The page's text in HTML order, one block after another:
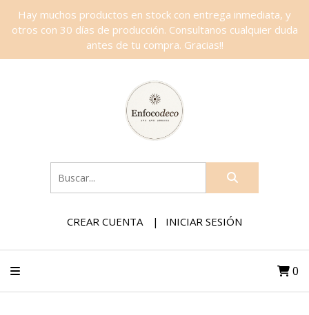
Hay muchos productos en stock con entrega inmediata, y
otros con 30 días de producción. Consultanos cualquier duda
antes de tu compra. Gracias!!
CREAR CUENTA INICIAR SESIÓN
0